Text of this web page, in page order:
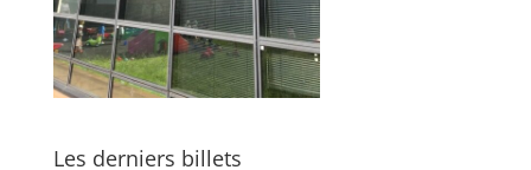
Les derniers billets